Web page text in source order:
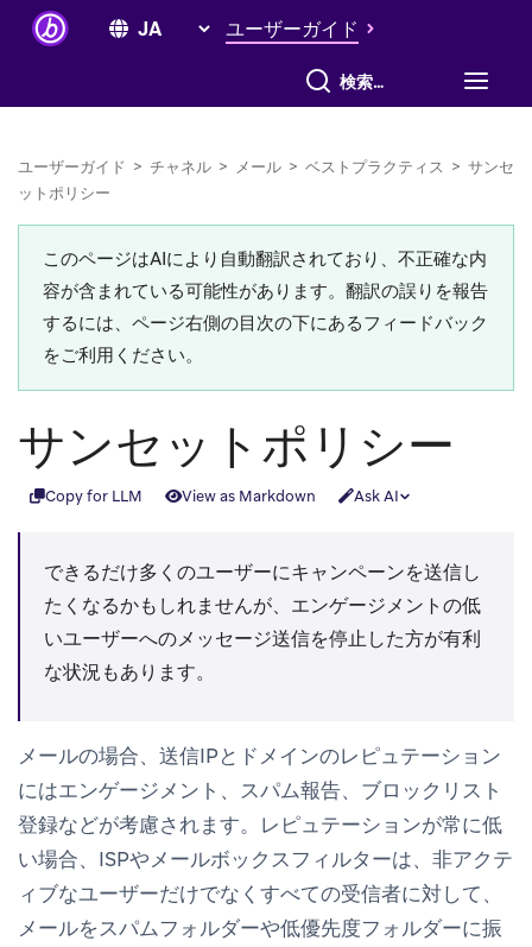
ユーザーガイド
すべて検索
ユーザーガイド > チャネル > メール > ベストプラクティス > サンセ
ットポリシー
このページはAIにより自動翻訳されており、不正確な内
容が含まれている可能性があります。翻訳の誤りを報告
するには、ページ右側の目次の下にあるフィードバック
をご利用ください。
サンセットポリシー
Copy for LLM View as Markdown Ask AI
できるだけ多くのユーザーにキャンペーンを送信し
たくなるかもしれませんが、エンゲージメントの低
いユーザーへのメッセージ送信を停止した方が有利
な状況もあります。
メールの場合、送信IPとドメインのレピュテーション
にはエンゲージメント、スパム報告、ブロックリスト
登録などが考慮されます。レピュテーションが常に低
い場合、ISPやメールボックスフィルターは、非アクテ
ィブなユーザーだけでなくすべての受信者に対して、
メールをスパムフォルダーや低優先度フォルダーに振